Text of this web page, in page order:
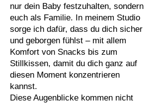
nur dein Baby festzuhalten, sondern
euch als Familie. In meinem Studio
sorge ich dafür, dass du dich sicher
und geborgen fühlst – mit allem
Komfort von Snacks bis zum
Stillkissen, damit du dich ganz auf
diesen Moment konzentrieren
kannst.
Diese Augenblicke kommen nicht